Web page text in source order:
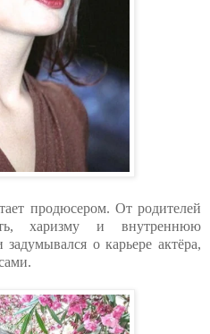
продюсером. От родителей
харизму и внутреннюю
о карьере актёра,